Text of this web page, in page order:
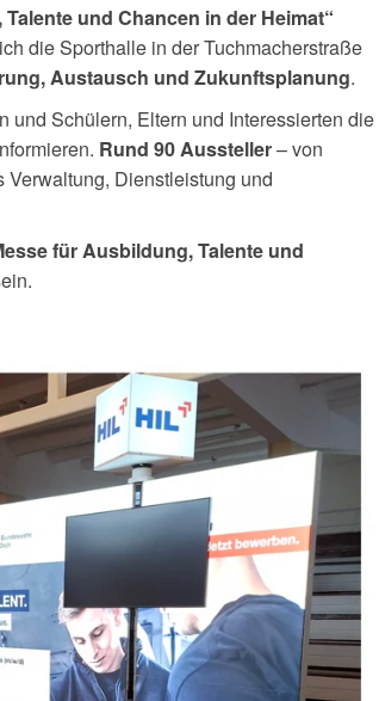
und Chancen in der Heimat“
die Sporthalle in der Tuchmacherstraße
Austausch und Zukunftsplanung.
und Schülern, Eltern und Interessierten die
Rund 90 Aussteller– von
Dienstleistung und
für Ausbildung, Talente und